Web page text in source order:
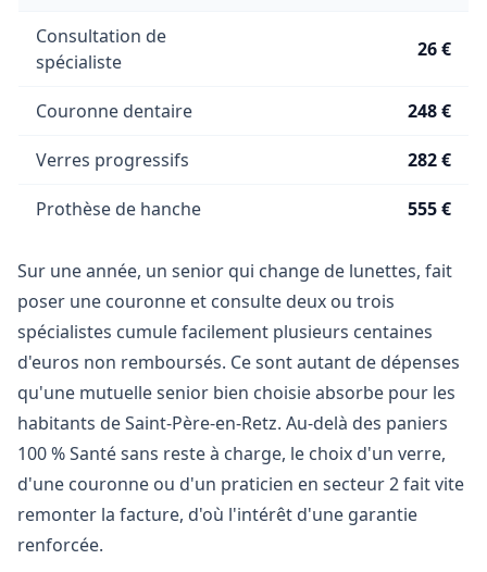
Consultation de
spécialiste
26 €
Couronne dentaire 248 €
Verres progressifs 282 €
Prothèse de hanche 555 €
Sur une année, un senior qui change de lunettes, fait
poser une couronne et consulte deux ou trois
spécialistes cumule facilement plusieurs centaines
d'euros non remboursés. Ce sont autant de dépenses
qu'une mutuelle senior bien choisie absorbe pour les
habitants de Saint-Père-en-Retz. Au-delà des paniers
100 % Santé sans reste à charge, le choix d'un verre,
d'une couronne ou d'un praticien en secteur 2 fait vite
remonter la facture, d'où l'intérêt d'une garantie
renforcée.